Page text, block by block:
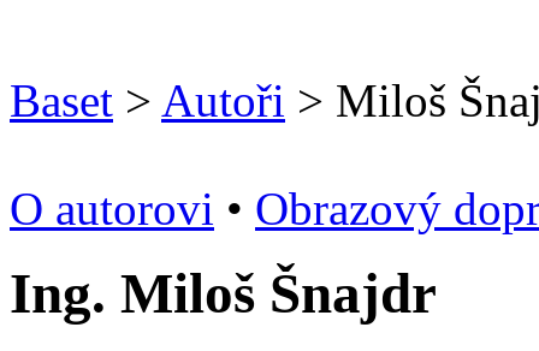
Baset > Autoři > Miloš
O autorovi • Obrazový
Ing. Miloš Šnajdr